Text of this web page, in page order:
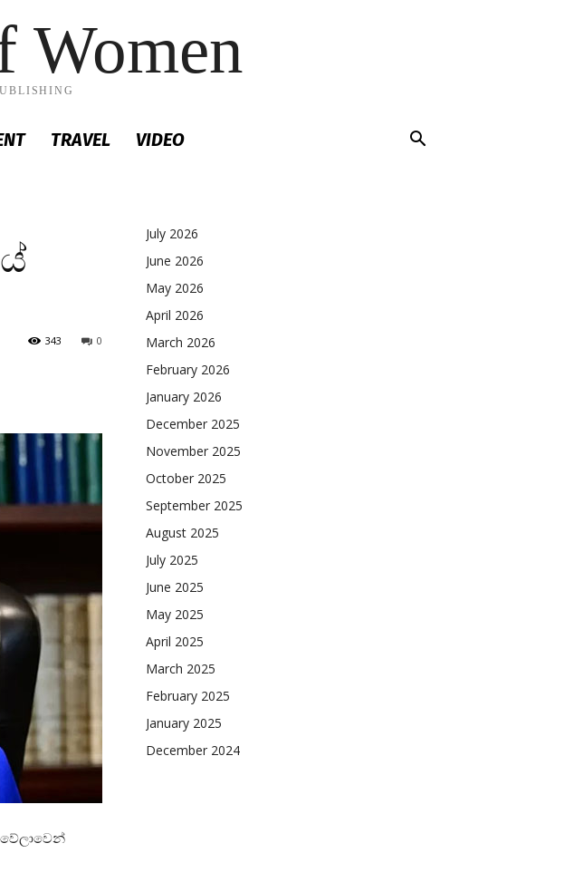
Women
TRAVEL VIDEO
0
343
වේලාවෙන්
July 2026
June 2026
May 2026
April 2026
March 2026
February 2026
January 2026
December 2025
November 2025
October 2025
September 2025
August 2025
July 2025
June 2025
May 2025
April 2025
March 2025
February 2025
January 2025
December 2024